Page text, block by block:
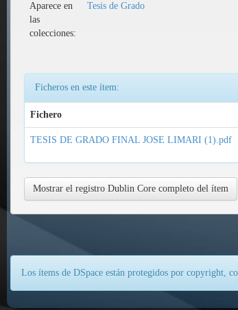
Aparece en
las
colecciones:
Tesis de Grado
Ficheros en este ítem:
Fichero
TESIS DE GRADO FINAL JOSE LIMARI (1).pdf
Mostrar el registro Dublin Core completo del ítem
Los ítems de DSpace están protegidos por copyright,